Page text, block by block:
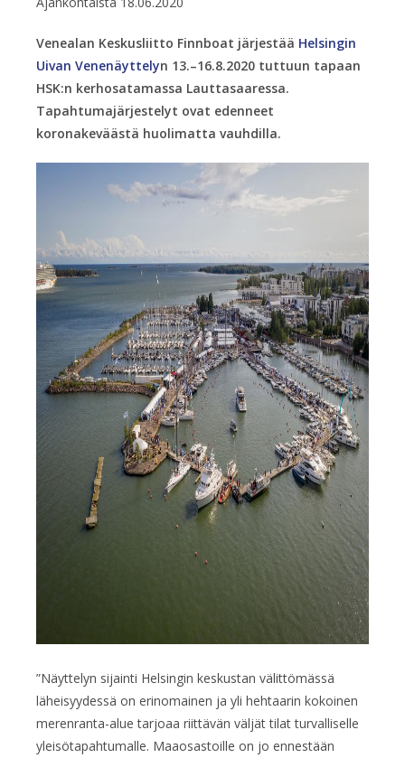
Venealan Keskusliitto Finnboat järjestää Helsingin
Uivan Venenäyttelyn 13.–16.8.2020 tuttuun tapaan
HSK:n kerhosatamassa Lauttasaaressa.
Tapahtumajärjestelyt ovat edenneet
koronakeväästä huolimatta vauhdilla.
”Näyttelyn sijainti Helsingin keskustan välittömässä
läheisyydessä on erinomainen ja yli hehtaarin kokoinen
merenranta-alue tarjoaa riittävän väljät tilat turvalliselle
yleisötapahtumalle. Maaosastoille on jo ennestään